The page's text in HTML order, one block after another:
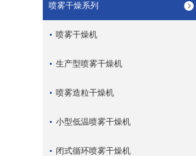
喷雾干燥系列
喷雾干燥机
生产型喷雾干燥机
喷雾造粒干燥机
小型低温喷雾干燥机
闭式循环喷雾干燥机